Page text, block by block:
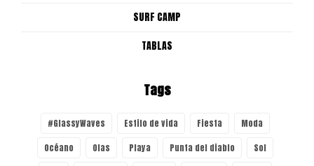
SURF CAMP
TABLAS
Tags
#GlassyWaves Estilo de vida Fiesta
Moda
Océano
Olas Playa Punta del diablo
Sol